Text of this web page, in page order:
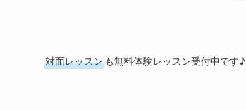
対面レッスン も無料体験レッスン受付中です♪